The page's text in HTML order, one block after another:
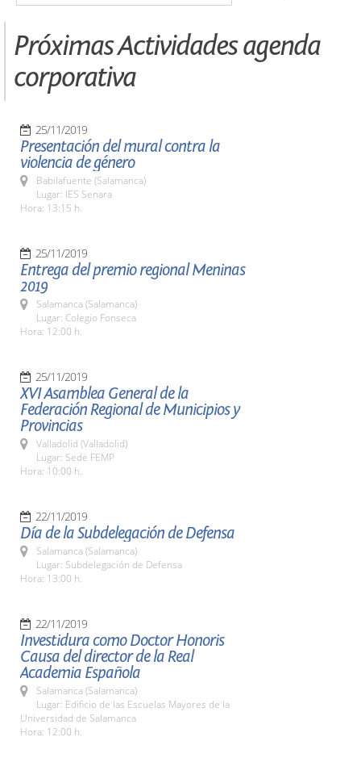
Próximas Actividades agenda
corporativa
25/11/2019
Presentación del mural contra la
violencia de género
Babilafuente (Salamanca)
Lugar: IES Senara
Hora: 13:15 h.
25/11/2019
Entrega del premio regional Meninas
2019
Salamanca (Salamanca)
Lugar: Colegio Fonseca
Hora: 12:00 h.
25/11/2019
XVI Asamblea General de la
Federación Regional de Municipios y
Provincias
Valladolid (Valladolid)
Lugar: Sede FEMP
Hora: 10:00 h.
22/11/2019
Día de la Subdelegación de Defensa
Salamanca (Salamanca)
Lugar: Subdelegación de Defensa
Hora: 13:00 h.
22/11/2019
Investidura como Doctor Honoris
Causa del director de la Real
Academia Española
Salamanca (Salamanca)
Lugar: Edificio de las Escuelas Mayores de la
Universidad de Salamanca
Hora: 12:00 h.